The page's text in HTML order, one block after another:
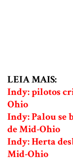
LEIA MAIS:
Indy: pilotos
Ohio
Indy: Palou se
de Mid-Ohio
Indy: Herta
Mid-Ohio